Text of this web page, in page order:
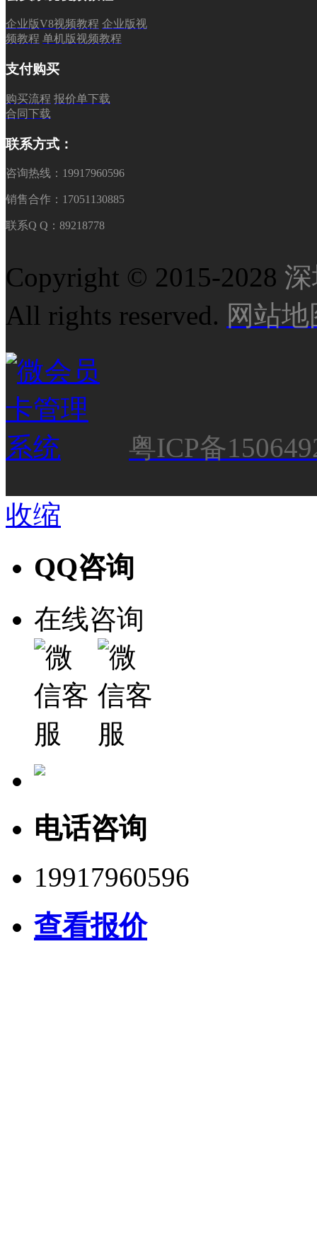
企业版V8视频教程 企业版视
频教程 单机版视频教程
支付购买
购买流程 报价单下载
合同下载
联系方式：
咨询热线：19917960596
销售合作：17051130885
联系Q Q：89218778
Copyright © 2015-2028
All rights reserved. 网站地
粤ICP备
收缩
QQ咨询
在线咨询
电话咨询
19917960596
查看报价